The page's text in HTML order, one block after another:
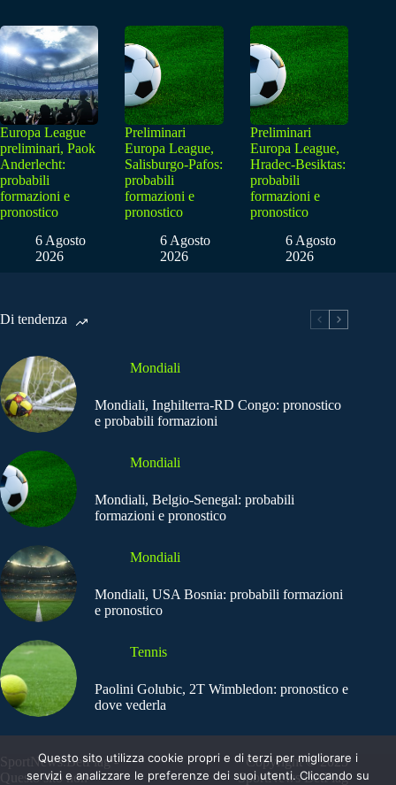
Europa League
preliminari, Paok
Anderlecht:
probabili
formazioni e
pronostico
6 Agosto
2026
Preliminari
Europa League,
Salisburgo-Pafos:
probabili
formazioni e
pronostico
6 Agosto
2026
Preliminari
Europa League,
Hradec-Besiktas:
probabili
formazioni e
pronostico
6 Agosto
2026
Di tendenza
Mondiali
Mondiali, Inghilterra-RD Congo: pronostico
e probabili formazioni
Mondiali
Mondiali, Belgio-Senegal: probabili
formazioni e pronostico
Mondiali
Mondiali, USA Bosnia: probabili formazioni
e pronostico
Tennis
Paolini Golubic, 2T Wimbledon: pronostico e
dove vederla
SportNews.BetFlag -
Questo sito non
Copyright © 2025
SportNews BetFlag
Questo sito utilizza cookie propri e di terzi per migliorare i
servizi e analizzare le preferenze dei suoi utenti. Cliccando su